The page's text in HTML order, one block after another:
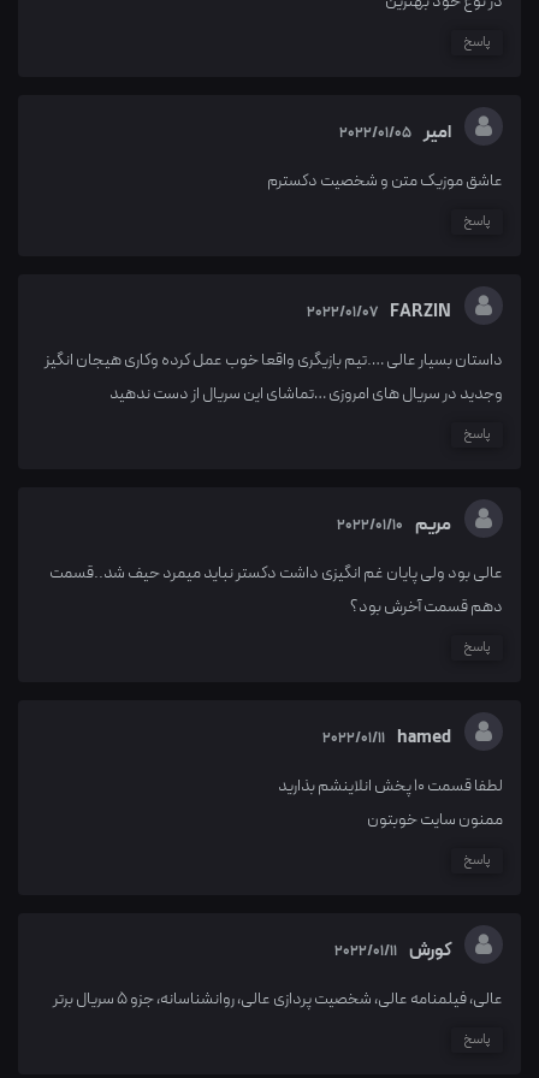
پاسخ
امیر 2022/01/05
عاشق موزیک متن و شخصیت دکسترم
پاسخ
FARZIN
2022/01/07
داستان بسیار عالی ….تیم بازیگری واقعا خوب عمل کرده وکاری هیجان انگیز
وجدید در سریال های امروزی …تماشای این سریال از دست ندهید
پاسخ
مریم 2022/01/10
عالی بود ولی پایان غم انگیزی داشت دکستر نباید میمرد حیف شد..قسمت
دهم قسمت آخرش بود؟
پاسخ
hamed
2022/01/11
لطفا قسمت 10 پخش انلاینشم بذارید
ممنون سایت خوبتون
پاسخ
کورش 2022/01/11
عالی، فیلمنامه عالی، شخصیت پردازی عالی، روانشناسانه، جزو 5 سریال برتر
پاسخ